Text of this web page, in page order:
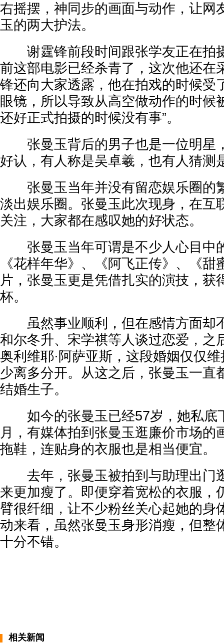
右摇摆，神同步的画面与动作，让网
玉的两大护法。
谢霆锋前段时间跟张学友正在拍
前这部电影已经杀青了，这次他还在
锋还向大家透露，他在拍戏的时候受
眼镜，所以导致从高空做动作的时候
还好正式拍摄的时候没有事”。
张曼玉背后的男子也是一位明星
好认，有人称是吴卓羲，也有人猜测
张曼玉当年并没有留恋娱乐圈的
淡出娱乐圈。张曼玉此次现身，在互
关注，大家都在感叹她的好状态。
张曼玉当年可谓是不少人心目中
《花样年华》、《阿飞正传》、《
片，张曼玉更是凭借扎实的演技，获
杯。
虽然事业顺利，但在感情方面却
和尔冬升、宋学祺等人谈过恋爱，之
奥利维耶·阿萨亚斯，这段婚姻仅仅
少离多分开。从这之后，张曼玉一直
结婚生子。
如今的张曼玉已经57岁，她私底
月，有媒体拍到张曼玉逛廉价市场的
拖鞋，连贴身的衣服也是相当便宜。
去年，张曼玉被拍到与助理出门
来更加瘦了。即便穿着宽松的衣服，
臂很纤细，让不少粉丝关心起她的身
动来看，虽然张曼玉身形消瘦，但整
十分不错。
相关新闻